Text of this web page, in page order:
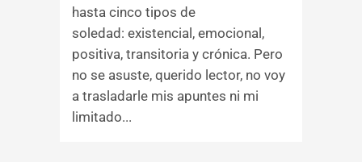
hasta cinco tipos de
soledad: existencial, emocional,
positiva, transitoria y crónica. Pero
no se asuste, querido lector, no voy
a trasladarle mis apuntes ni mi
limitado...